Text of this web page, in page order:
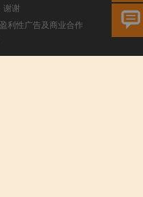
谢谢
利性广告及商业合作